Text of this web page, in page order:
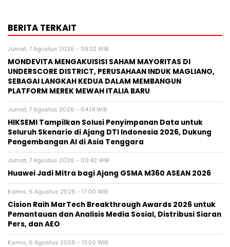
BERITA TERKAIT
Jumat, 7 Agustus 2026 - 09:32 WIB
MONDEVITA MENGAKUISISI SAHAM MAYORITAS DI
UNDERSCORE DISTRICT, PERUSAHAAN INDUK MAGLIANO,
SEBAGAI LANGKAH KEDUA DALAM MEMBANGUN
PLATFORM MEREK MEWAH ITALIA BARU
Jumat, 7 Agustus 2026 - 04:14 WIB
HIKSEMI Tampilkan Solusi Penyimpanan Data untuk
Seluruh Skenario di Ajang DTI Indonesia 2026, Dukung
Pengembangan AI di Asia Tenggara
Jumat, 7 Agustus 2026 - 00:42 WIB
Huawei Jadi Mitra bagi Ajang GSMA M360 ASEAN 2026
Kamis, 6 Agustus 2026 - 17:00 WIB
Cision Raih MarTech Breakthrough Awards 2026 untuk
Pemantauan dan Analisis Media Sosial, Distribusi Siaran
Pers, dan AEO
Kamis, 6 Agustus 2026 - 13:02 WIB